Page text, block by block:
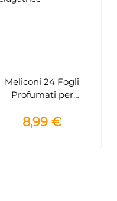
Meliconi 24 Fogli
Profumati per
8,99 €